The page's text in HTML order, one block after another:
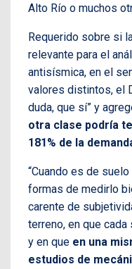
Alto Río o muchos
Requerido sobre si
relevante para el
antisísmica, en el
valores distintos, el
duda, que sí” y
otra clase podría
181% de la
“Cuando es de
formas de medirlo
carente de
terreno, en que
y en que en una
estudios de